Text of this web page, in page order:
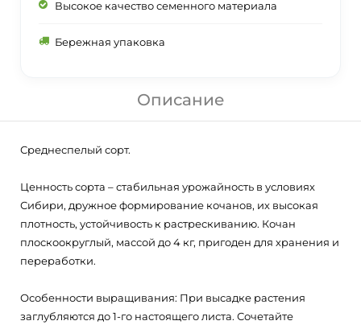
Высокое качество семенного материала
Бережная упаковка
Описание
Среднеспелый сорт.
Ценность сорта – стабильная урожайность в условиях
Сибири, дружное формирование кочанов, их высокая
плотность, устойчивость к растрескиванию. Кочан
плоскоокруглый, массой до 4 кг, пригоден для хранения и
переработки.
Особенности выращивания: При высадке растения
заглубляются до 1-го настоящего листа. Сочетайте